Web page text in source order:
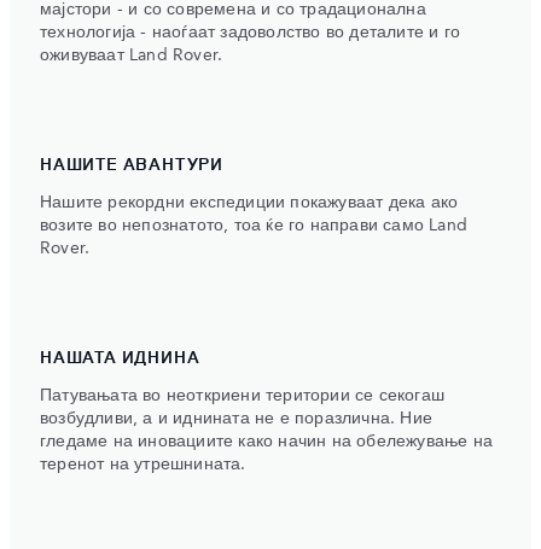
мајстори - и со современа и со традационална
технологија - наоѓаат задоволство во деталите и го
оживуваат Land Rover.
НАШИТЕ АВАНТУРИ
Нашите рекордни експедиции покажуваат дека ако
возите во непознатото, тоа ќе го направи само Land
Rover.
НАШАТА ИДНИНА
Патувањата во неоткриени територии се секогаш
возбудливи, а и иднината не е поразлична. Ние
гледаме на иновациите како начин на обележување на
теренот на утрешнината.